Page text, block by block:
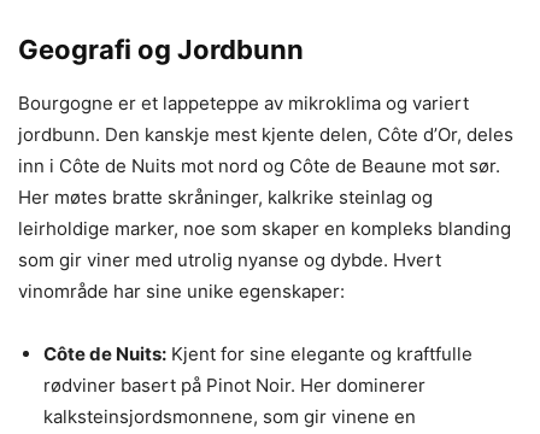
Geografi og Jordbunn
Bourgogne er et lappeteppe av mikroklima og variert
jordbunn. Den kanskje mest kjente delen, Côte d’Or, deles
inn i Côte de Nuits mot nord og Côte de Beaune mot sør.
Her møtes bratte skråninger, kalkrike steinlag og
leirholdige marker, noe som skaper en kompleks blanding
som gir viner med utrolig nyanse og dybde. Hvert
vinområde har sine unike egenskaper:
Côte de Nuits: Kjent for sine elegante og kraftfulle
rødviner basert på Pinot Noir. Her dominerer
kalksteinsjordsmonnene, som gir vinene en